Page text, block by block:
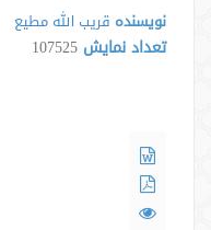
نویسنده قریب الله مطیع
تعداد نمایش 107525